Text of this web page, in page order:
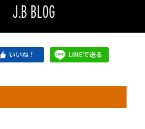
J.B BLOG